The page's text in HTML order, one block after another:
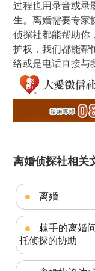
过程也用录音或录
生。离婚需要专家
侦探社都能帮助你
护权，我们都能帮
络或是电话直接与
离婚侦探社相关
离婚
棘手的离婚
托侦探的协助